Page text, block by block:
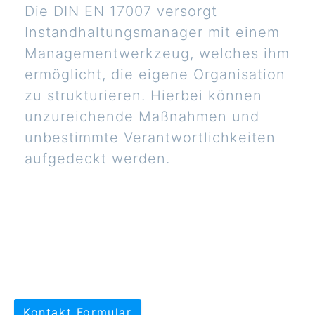
Die DIN EN 17007 versorgt
Instandhaltungsmanager mit einem
Managementwerkzeug, welches ihm
ermöglicht, die eigene Organisation
zu strukturieren. Hierbei können
unzureichende Maßnahmen und
unbestimmte Verantwortlichkeiten
aufgedeckt werden.